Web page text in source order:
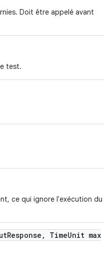
Doit être appelé avant
test.
ce qui ignore l'exécution du
Response , TimeUnit max